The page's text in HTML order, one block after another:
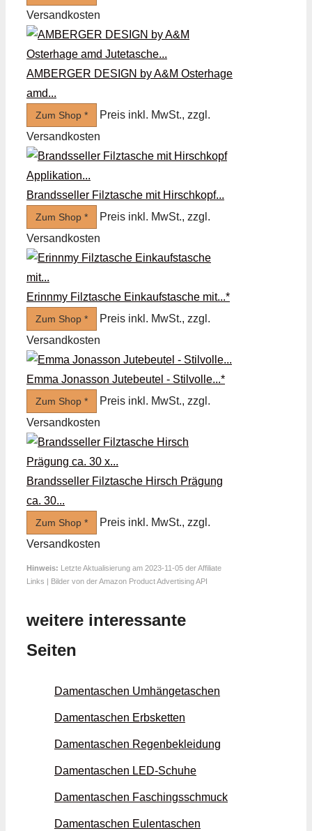
Versandkosten
AMBERGER DESIGN by A&M Osterhage
amd...
Zum Shop *
Preis inkl. MwSt., zzgl.
Versandkosten
Brandsseller Filztasche mit Hirschkopf...
Zum Shop *
Preis inkl. MwSt., zzgl.
Versandkosten
Erinnmy Filztasche Einkaufstasche mit...*
Zum Shop *
Preis inkl. MwSt., zzgl.
Versandkosten
Emma Jonasson Jutebeutel - Stilvolle...*
Zum Shop *
Preis inkl. MwSt., zzgl.
Versandkosten
Brandsseller Filztasche Hirsch Prägung
ca. 30...
Zum Shop *
Preis inkl. MwSt., zzgl.
Versandkosten
Hinweis: Letzte Aktualisierung am 2023-11-05 der Affiliate
Links | Bilder von der Amazon Product Advertising API
weitere interessante
Seiten
Damentaschen Umhänge­taschen
Damentaschen Erbs­ketten
Damentaschen Regen­bekleidung
Damentaschen LED-Schuhe
Damentaschen Faschings­schmuck
Damentaschen Eulen­taschen